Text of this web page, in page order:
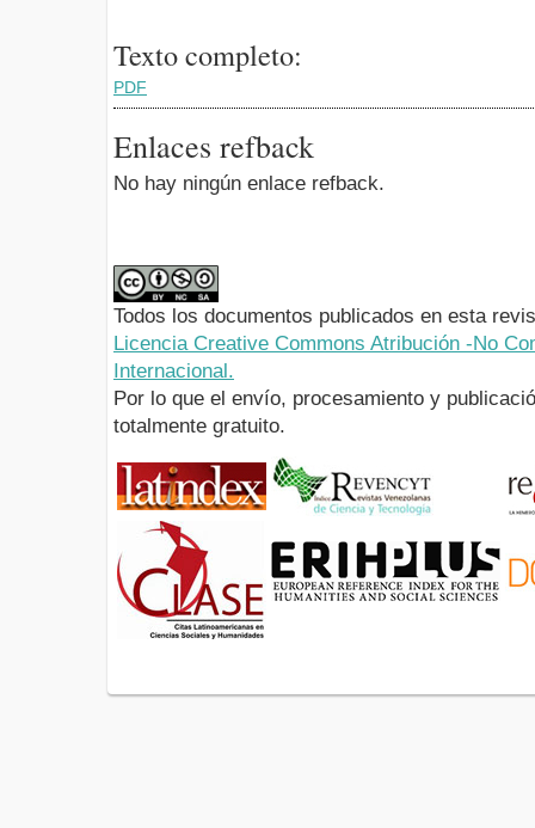
Texto completo:
PDF
Enlaces refback
No hay ningún enlace refback.
Todos los documentos publicados en esta
Licencia Creative Commons Atribución -No
Internacional.
Por lo que el envío, procesamiento y
totalmente gratuito.